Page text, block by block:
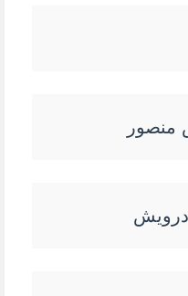
منصور
درويش